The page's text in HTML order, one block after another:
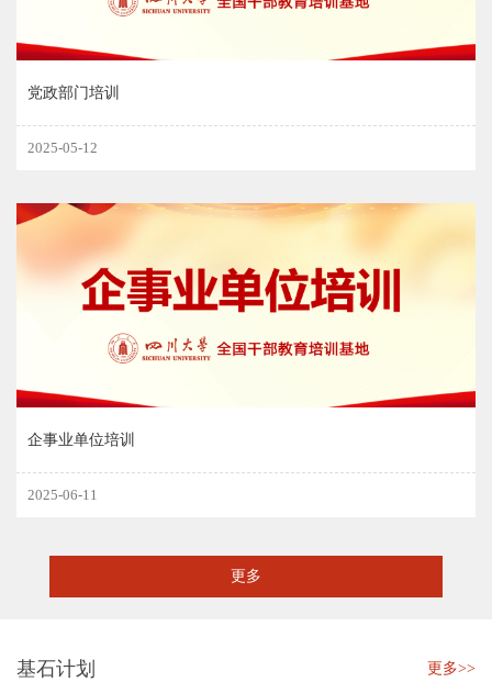
党政部门培训
2025-05-12
企事业单位培训
2025-06-11
更多
基石计划 更多>>